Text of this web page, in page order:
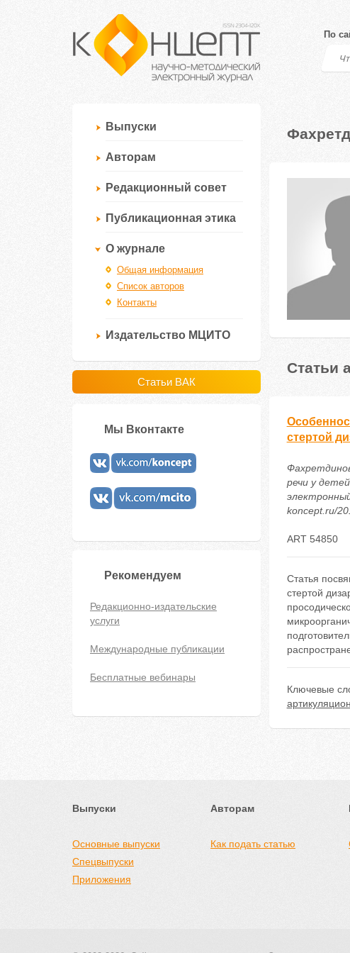
По
Выпуски
Авторам
Редакционный совет
Публикационная этика
О журнале
Общая информация
Список авторов
Контакты
Издательство МЦИТО
Статьи ВАК
Мы Вконтакте
Рекомендуем
Редакционно-издательские
услуги
Международные публикации
Бесплатные вебинары
Статьи
стертой
речи у
koncept.ru/
ART 54850
Статья
стертой
Ключевые
Выпуски
Основные выпуски
Спецвыпуски
Приложения
Авторам
Как подать статью